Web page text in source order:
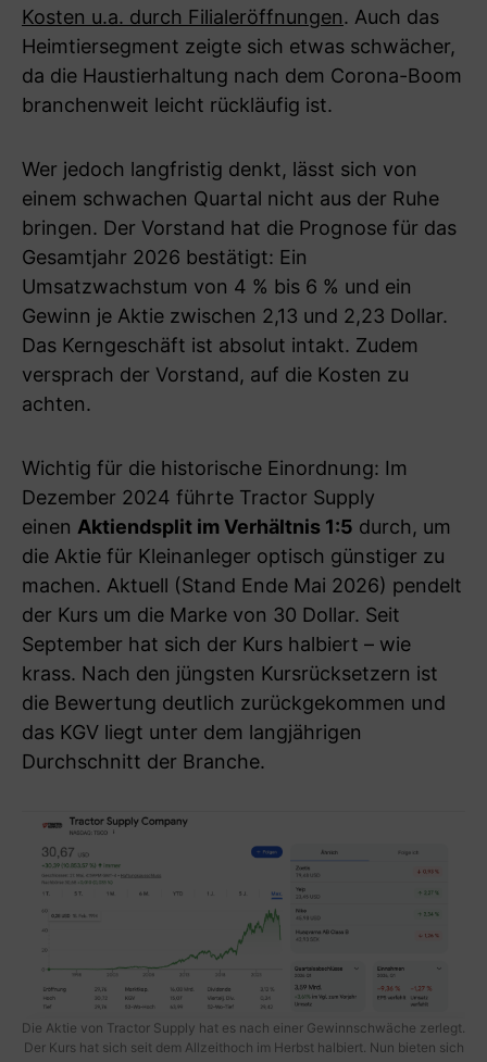
Kosten u.a. durch Filialeröffnungen. Auch das
Heimtiersegment zeigte sich etwas schwächer,
da die Haustierhaltung nach dem Corona-Boom
branchenweit leicht rückläufig ist.
Wer jedoch langfristig denkt, lässt sich von
einem schwachen Quartal nicht aus der Ruhe
bringen. Der Vorstand hat die Prognose für das
Gesamtjahr 2026 bestätigt: Ein
Umsatzwachstum von 4 % bis 6 % und ein
Gewinn je Aktie zwischen 2,13 und 2,23 Dollar.
Das Kerngeschäft ist absolut intakt. Zudem
versprach der Vorstand, auf die Kosten zu
achten.
Wichtig für die historische Einordnung: Im
Dezember 2024 führte Tractor Supply
einen Aktiendsplit im Verhältnis 1:5 durch, um
die Aktie für Kleinanleger optisch günstiger zu
machen. Aktuell (Stand Ende Mai 2026) pendelt
der Kurs um die Marke von 30 Dollar. Seit
September hat sich der Kurs halbiert – wie
krass. Nach den jüngsten Kursrücksetzern ist
die Bewertung deutlich zurückgekommen und
das KGV liegt unter dem langjährigen
Durchschnitt der Branche.
Die Aktie von Tractor Supply hat es nach einer Gewinnschwäche zerlegt.
Der Kurs hat sich seit dem Allzeithoch im Herbst halbiert. Nun bieten sich